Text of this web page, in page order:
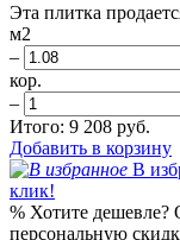
Эта плитка
м2
–
кор.
–
Итого: 9 208 руб.
Добавить в корзину
В
клик!
% Хотите дешевле?
персональную